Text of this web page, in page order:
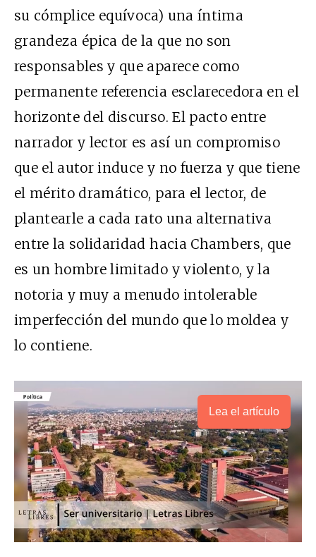
su cómplice equívoca) una íntima
grandeza épica de la que no son
responsables y que aparece como
permanente referencia esclarecedora en el
horizonte del discurso. El pacto entre
narrador y lector es así un compromiso
que el autor induce y no fuerza y que tiene
el mérito dramático, para el lector, de
plantearle a cada rato una alternativa
entre la solidaridad hacia Chambers, que
es un hombre limitado y violento, y la
notoria y muy a menudo intolerable
imperfección del mundo que lo moldea y
lo contiene.
Lea el artículo